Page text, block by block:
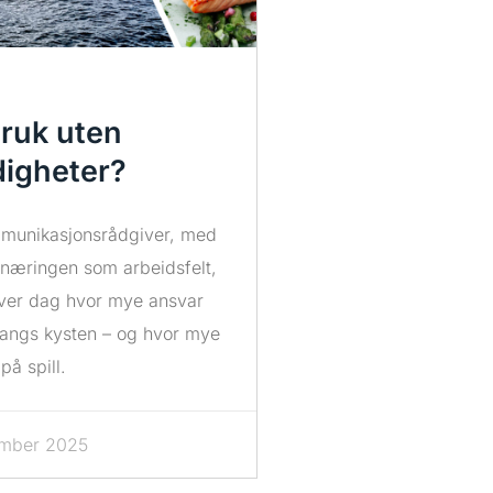
uten
med
som arbeidsfelt,
dag hvor mye ansvar
kysten – og hvor mye
spill.
2025